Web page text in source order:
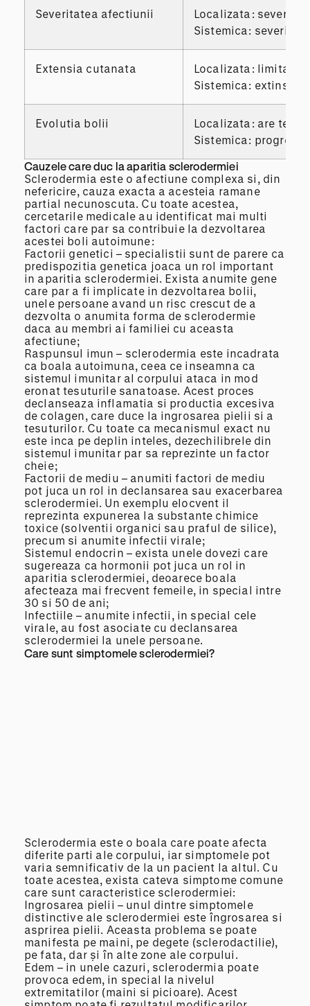
Severitatea afectiunii
Localizata:
Sistemica:
Extensia cutanata
Localizata: limitata
Sistemica: extinsa
Evolutia bolii
Localizata: are
Sistemica:
Cauzele care duc la aparitia sclerodermiei
Sclerodermia este o afectiune complexa si, din
nefericire, cauza exacta a acesteia ramane
partial necunoscuta. Cu toate acestea,
cercetarile medicale au identificat mai multi
factori care par sa contribuie la dezvoltarea
acestei boli autoimune:
Factorii genetici – specialistii sunt de parere ca
predispozitia genetica joaca un rol important
in aparitia sclerodermiei. Exista anumite gene
care par a fi implicate in dezvoltarea bolii,
unele persoane avand un risc crescut de a
dezvolta o anumita forma de sclerodermie
daca au membri ai familiei cu aceasta
afectiune;
Raspunsul imun – sclerodermia este incadrata
ca boala autoimuna, ceea ce inseamna ca
sistemul imunitar al corpului ataca in mod
eronat tesuturile sanatoase. Acest proces
declanseaza inflamatia si productia excesiva
de colagen, care duce la ingrosarea pielii si a
tesuturilor. Cu toate ca mecanismul exact nu
este inca pe deplin inteles, dezechilibrele din
sistemul imunitar par sa reprezinte un factor
cheie;
Factorii de mediu – anumiti factori de mediu
pot juca un rol in declansarea sau exacerbarea
sclerodermiei. Un exemplu elocvent il
reprezinta expunerea la substante chimice
toxice (solventii organici sau praful de silice),
precum si anumite infectii virale;
Sistemul endocrin – exista unele dovezi care
sugereaza ca hormonii pot juca un rol in
aparitia sclerodermiei, deoarece boala
afecteaza mai frecvent femeile, in special intre
30 si 50 de ani;
Infectiile – anumite infectii, in special cele
virale, au fost asociate cu declansarea
sclerodermiei la unele persoane.
Care sunt simptomele sclerodermiei?
Sclerodermia este o boala care poate afecta
diferite parti ale corpului, iar simptomele pot
varia semnificativ de la un pacient la altul. Cu
toate acestea, exista cateva simptome comune
care sunt caracteristice sclerodermiei:
Ingrosarea pielii – unul dintre simptomele
distinctive ale sclerodermiei este îngrosarea si
asprirea pielii. Aceasta problema se poate
manifesta pe maini, pe degete (sclerodactilie),
pe fata, dar și în alte zone ale corpului.
Edem – in unele cazuri, sclerodermia poate
provoca edem, in special la nivelul
extremitatilor (maini si picioare). Acest